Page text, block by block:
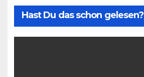
Hast Du das schon gelesen?